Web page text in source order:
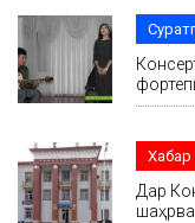
Хабар
Дар